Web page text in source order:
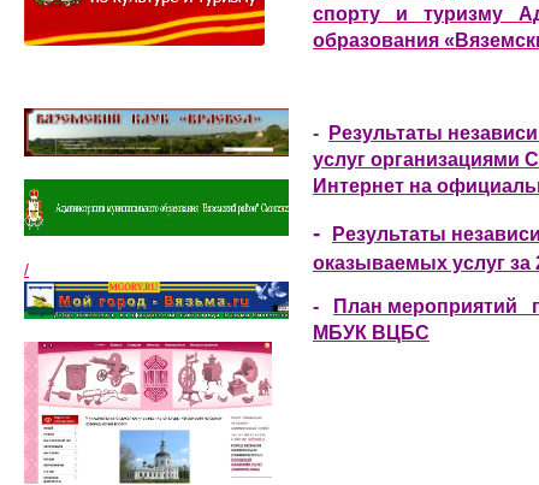
спорту и туризму
образования
- Результаты
услуг организациями
Интернет на
-
Результаты
оказываемых услуг за
- План мероприятий
МБУК ВЦБС
/